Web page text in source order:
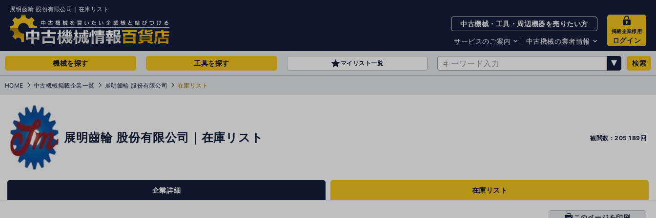
展明齒輪 股份有限公司｜在庫リスト
中古機械・工具・周辺機器を売りたい方
サービスのご案内
サービスのご案内
お知らせ
中古機械の業者情報
買取・査定業者リスト
掲載企業様用
ログイン
機械を探す 工具を探す マイリスト一覧 検索
HOME 中古機械掲載企業一覧 展明齒輪 股份有限公司 在庫リスト
展明齒輪 股份有限公司｜在庫リスト 観閲数：205,189回
企業詳細 在庫リスト